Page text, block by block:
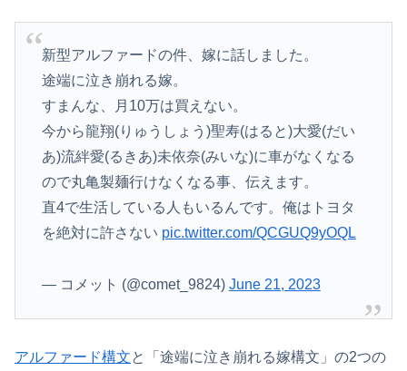
新型アルファードの件、嫁に話しました。
途端に泣き崩れる嫁。
すまんな、月10万は買えない。
今から龍翔(りゅうしょう)聖寿(はると)大愛(だい
あ)流絆愛(るきあ)未依奈(みいな)に車がなくなる
ので丸亀製麺行けなくなる事、伝えます。
直4で生活している人もいるんです。俺はトヨタ
を絶対に許さない pic.twitter.com/QCGUQ9yOQL
— コメット (@comet_9824) June 21, 2023
アルファード構文と「途端に泣き崩れる嫁構文」の2つの